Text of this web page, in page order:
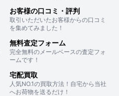
お客様の口コミ・評判
取引いただいたお客様からの口コミ
を集めてみました！
無料査定フォーム
完全無料のメールベースの査定フォ
ームです！
宅配買取
人気NO.1の買取方法！自宅から当社
へお荷物を送るだけ！